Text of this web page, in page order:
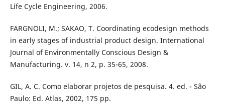
Life Cycle Engineering, 2006.
FARGNOLI, M.; SAKAO, T. Coordinating ecodesign methods
in early stages of industrial product design. International
Journal of Environmentally Conscious Design &
Manufacturing. v. 14, n 2, p. 35-65, 2008.
GIL, A. C. Como elaborar projetos de pesquisa. 4. ed. - São
Paulo: Ed. Atlas, 2002, 175 pp.